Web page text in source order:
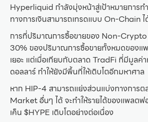
Hyperliquid กำลังมุ่งหน้าสู่เป้าหมายการ
ทางการเงินสามารถเทรดแบบ On-Chain
การที่ปริมาณการซื้อขายของ Non-
30% ของปริมาณการซื้อขายทั้งหมดของแ
เยอะ แต่เมื่อเทียบกับตลาด TradFi ที่มีมูลค่
ดอลลาร์ ทำให้ยังมีพื้นที่ให้เติบโตอีกมหาศาล
หาก HIP-4 สามารถแย่งส่วนแบ่งทางการ
Market อื่นๆ ได้ จะทำให้รายได้ของแพลตฟ
เค็น $HYPE เติบโตอย่างต่อเนื่อง